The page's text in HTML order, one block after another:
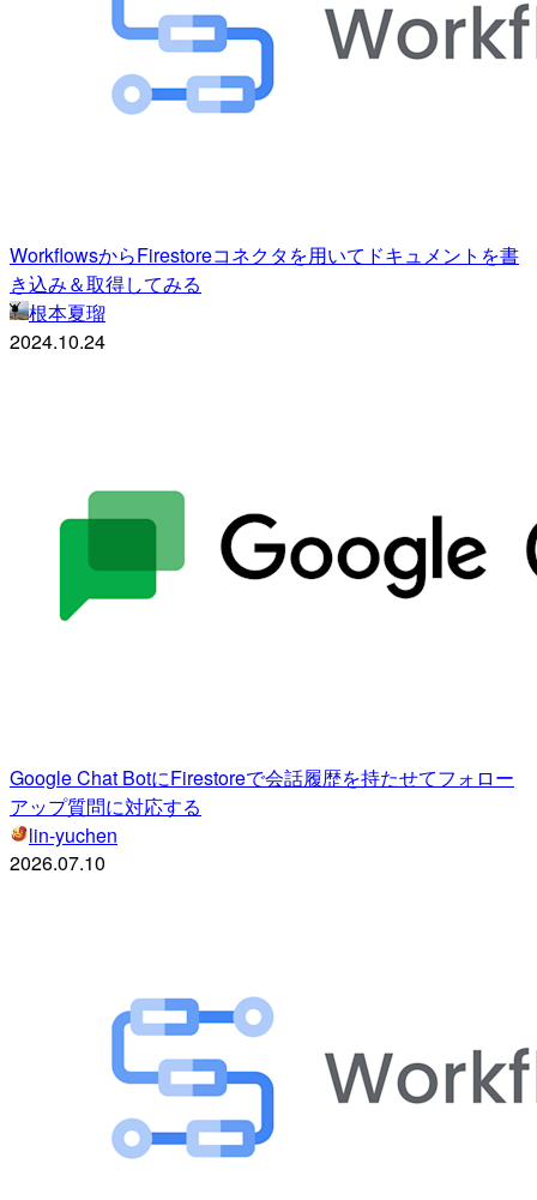
WorkflowsからFirestoreコネクタを用いてドキュメントを書
き込み＆取得してみる
根本夏瑠
2024.10.24
Google Chat BotにFirestoreで会話履歴を持たせてフォロー
アップ質問に対応する
lin-yuchen
2026.07.10